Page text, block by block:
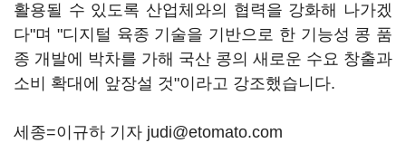
활용될 수 있도록 산업체와의 협력을 강화해 나가겠
다"며 "디지털 육종 기술을 기반으로 한 기능성 콩 품
종 개발에 박차를 가해 국산 콩의 새로운 수요 창출과
소비 확대에 앞장설 것"이라고 강조했습니다.
세종=이규하 기자 judi@etomato.com